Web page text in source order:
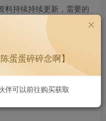
料持续持续更新，需要的
年下半年教资网盘群，
贵~
蛋蛋碎碎念啊】
伴可以前往购买获取